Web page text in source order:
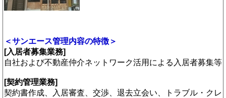
＜サンエース管理内容の特徴＞
[入居者募集業務]
自社および不動産仲介ネットワーク活用による入居者募集等
[契約管理業務]
契約書作成、入居審査、交渉、退去立会い、トラブル・クレ